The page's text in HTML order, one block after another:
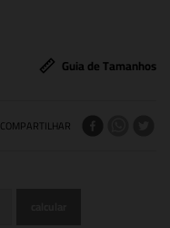
Guia de Tamanhos
COMPARTILHAR